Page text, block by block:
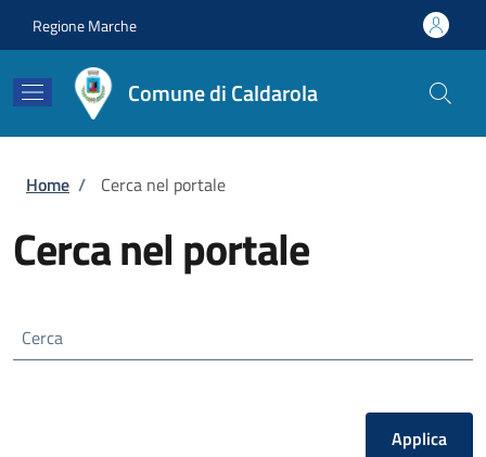
Regione Marche
Comune di Caldarola
Briciole di pane
Home / Cerca nel portale
Cerca nel portale
Cerca